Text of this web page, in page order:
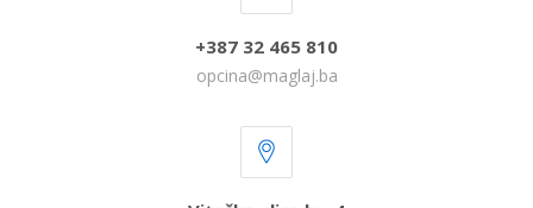
+387 32 465 810
opcina@maglaj.ba